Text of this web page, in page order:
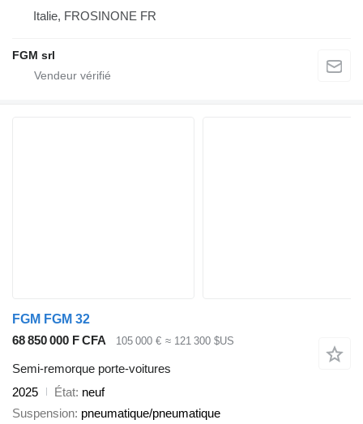
Italie, FROSINONE FR
FGM srl
FGM FGM 32
68 850 000 F CFA
105 000 € ≈ 121 300 $US
Semi-remorque porte-voitures
2025
État neuf
Suspension pneumatique/pneumatique